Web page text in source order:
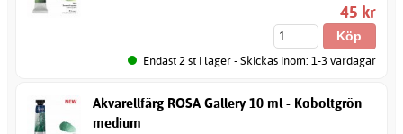
45 kr
Endast 2 st i lager - Skickas inom: 1-3 vardagar
Akvarellfärg ROSA Gallery 10 ml - Koboltgrön
medium